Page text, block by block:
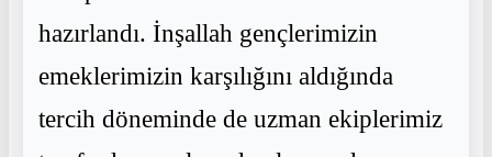
hazırlandı. İnşallah gençlerimizin
emeklerimizin karşılığını aldığında
tercih döneminde de uzman ekiplerimiz